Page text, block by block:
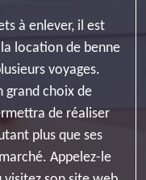
à enlever, il est
location de benne
voyages.
grand choix de
de réaliser
plus que ses
Appelez-le